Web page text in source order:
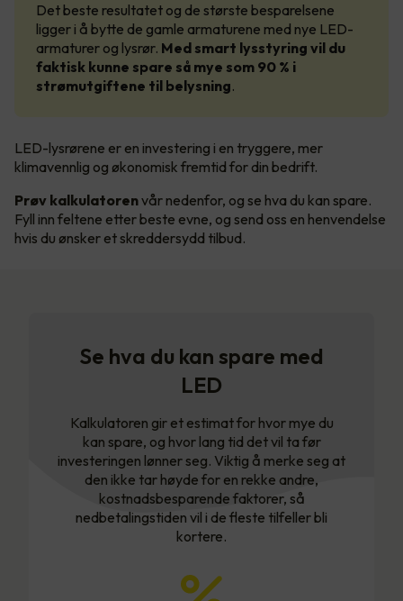
Det beste resultatet og de største besparelsene
ligger i å bytte de gamle armaturene med nye LED-
armaturer og lysrør. Med smart lysstyring vil du
faktisk kunne spare så mye som 90 % i
strømutgiftene til belysning.
LED-lysrørene er en investering i en tryggere, mer
klimavennlig og økonomisk fremtid for din bedrift.
Prøv kalkulatorenvår nedenfor, og se hva du kan spare.
Fyll inn feltene etter beste evne, og send oss en henvendelse
hvis du ønsker et skreddersydd tilbud.
Se hva du kan spare med
LED
Kalkulatoren gir et estimat for hvor mye du
kan spare, og hvor lang tid det vil ta før
investeringen lønner seg. Viktig å merke seg at
den ikke tar høyde for en rekke andre,
kostnadsbesparende faktorer, så
nedbetalingstiden vil i de fleste tilfeller bli
kortere.